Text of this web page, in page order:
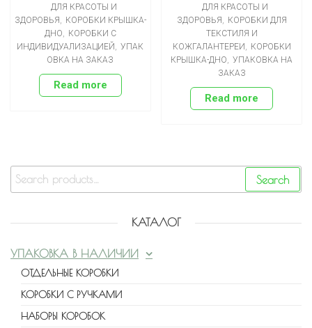
ДЛЯ КРАСОТЫ И
ЗДОРОВЬЯ, КОРОБКИ КРЫШКА-
ДНО, КОРОБКИ С
ИНДИВИДУАЛИЗАЦИЕЙ , УПАК
ОВКА НА ЗАКАЗ
Read more
ДЛЯ КРАСОТЫ И
ЗДОРОВЬЯ, КОРОБКИ ДЛЯ
ТЕКСТИЛЯ И
КОЖГАЛАНТЕРЕИ , КОРОБКИ
КРЫШКА-ДНО, УПАКОВКА НА
ЗАКАЗ
Read more
Search
КАТАЛОГ
УПАКОВКА В НАЛИЧИИ
ОТДЕЛЬНЫЕ КОРОБКИ
КОРОБКИ С РУЧКАМИ
НАБОРЫ КОРОБОК